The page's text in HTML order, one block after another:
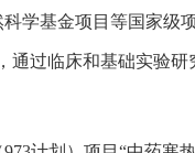
学基金项目等国家级
过临床和基础实验